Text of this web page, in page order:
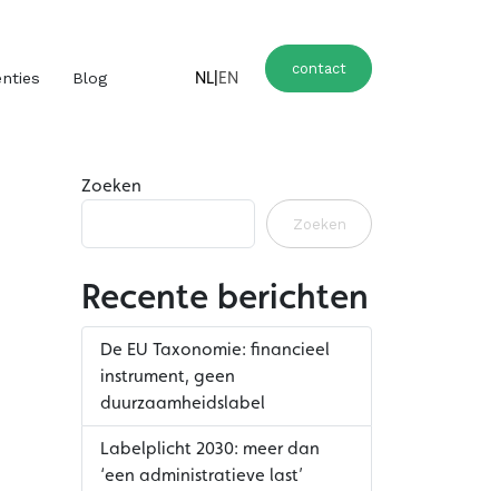
Blog NL EN contact
Zoeken
Zoeken
Recente berichten
De EU Taxonomie: financieel
instrument, geen
duurzaamheidslabel
Labelplicht 2030: meer dan
‘een administratieve last’